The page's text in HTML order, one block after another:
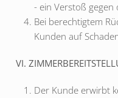
- ein Verstoß
Bei berechtigtem
Kunden auf
VI.
Der Kunde erwirbt